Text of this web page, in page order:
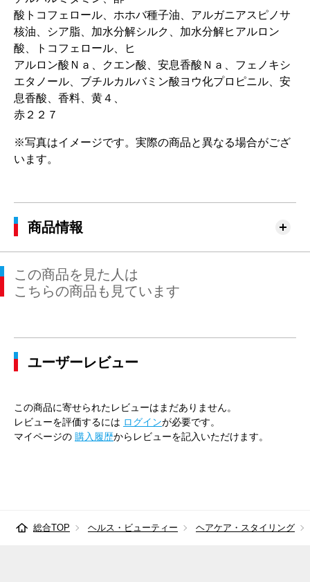
酸トコフェロール、ホホバ種子油、アルガニアスピノサ
核油、シア脂、加水分解シルク、加水分解ヒアルロン
酸、トコフェロール、ヒ
アルロン酸Ｎａ、クエン酸、安息香酸Ｎａ、フェノキシ
エタノール、ブチルカルバミン酸ヨウ化プロピニル、安
息香酸、香料、黄４、
赤２２７
※写真はイメージです。実際の商品と異なる場合がござ
います。
商品情報
この商品を見た人は
こちらの商品も見ています
ユーザーレビュー
この商品に寄せられたレビューはまだありません。
レビューを評価するには ログインが必要です。
マイページの 購入履歴からレビューを記入いただけます。
総合TOP ヘルス・ビューティー ヘアケア・スタイリング